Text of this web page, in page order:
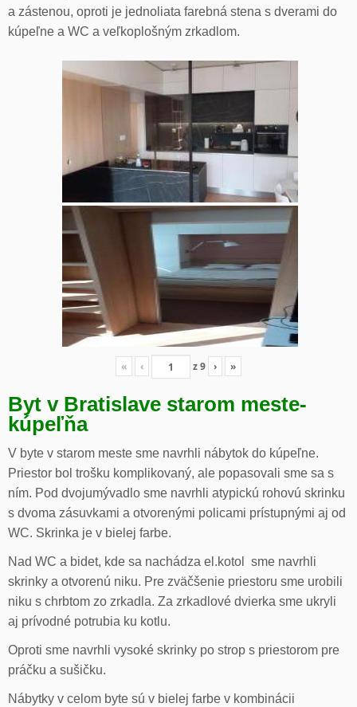
a zástenou, oproti je jednoliata farebná stena s dverami do
kúpeľne a WC a veľkoplošným zrkadlom.
« ‹ z9 › »
Byt v Bratislave starom meste-
kúpeľňa
V byte v starom meste sme navrhli nábytok do kúpeľne.
Priestor bol trošku komplikovaný, ale popasovali sme sa s
ním. Pod dvojumývadlo sme navrhli atypickú rohovú skrinku
s dvoma zásuvkami a otvorenými policami prístupnými aj od
WC. Skrinka je v bielej farbe.
Nad WC a bidet, kde sa nachádza el.kotol sme navrhli
skrinky a otvorenú niku. Pre zväčšenie priestoru sme urobili
niku s chrbtom zo zrkadla. Za zrkadlové dvierka sme ukryli
aj prívodné potrubia ku kotlu.
Oproti sme navrhli vysoké skrinky po strop s priestorom pre
práčku a sušičku.
Nábytky v celom byte sú v bielej farbe v kombinácii